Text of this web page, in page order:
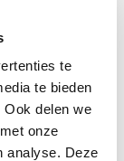
te
te bieden
delen we
onze
analyse. Deze
instelling bij
door
klacht bij